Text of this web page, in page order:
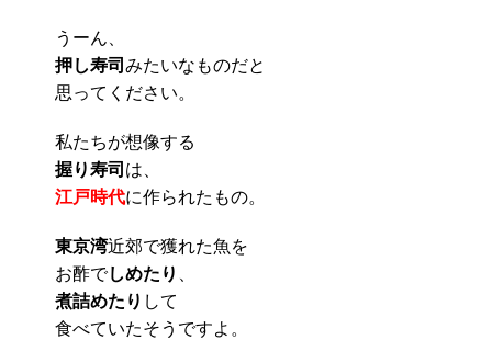
うーん、
押し寿司 みたいなものだと
思ってください。
私たちが想像する
握り寿司 は、
江戸時代に作られたもの。
東京湾近郊で獲れた魚を
お酢でしめたり
煮詰めたり して
食べていたそうですよ。